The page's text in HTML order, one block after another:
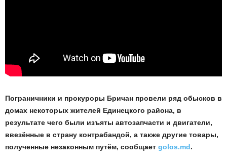
Пограничники и прокуроры Бричан провели ряд обысков в
домах некоторых жителей Единецкого района, в
результате чего были изъяты автозапчасти и двигатели,
ввезённые в страну контрабандой, а также другие товары,
полученные незаконным путём, сообщает golos.md.